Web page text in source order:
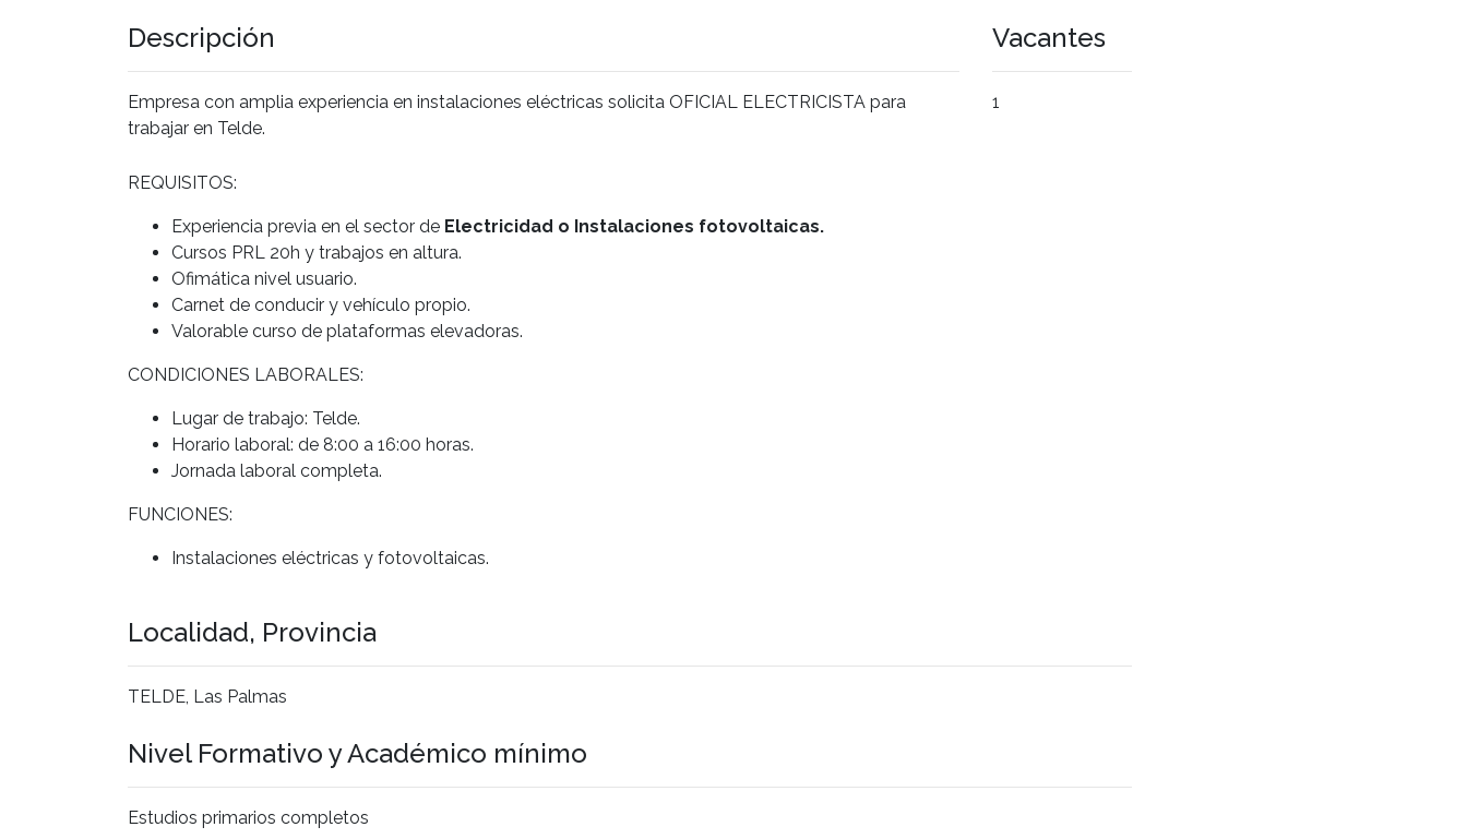
Descripción
Empresa con amplia experiencia en instalaciones eléctricas solicita OFICIAL ELECTRICISTA para
trabajar en Telde.
Vacantes
1
REQUISITOS:
Experiencia previa en el sector de Electricidad o Instalaciones fotovoltaicas.
Cursos PRL 20h y trabajos en altura.
Ofimática nivel usuario.
Carnet de conducir y vehículo propio.
Valorable curso de plataformas elevadoras.
CONDICIONES LABORALES:
Lugar de trabajo: Telde.
Horario laboral: de 8:00 a 16:00 horas.
Jornada laboral completa.
FUNCIONES:
Instalaciones eléctricas y fotovoltaicas.
Localidad, Provincia
TELDE, Las Palmas
Nivel Formativo y Académico mínimo
Estudios primarios completos